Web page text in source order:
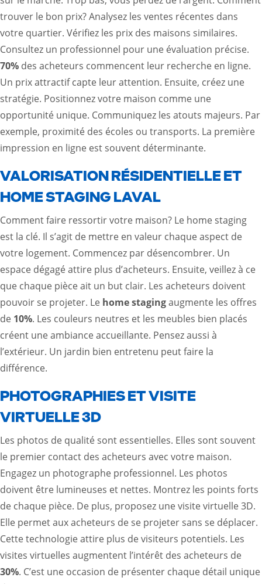
trouver le bon prix? Analysez les ventes récentes dans
votre quartier. Vérifiez les prix des maisons similaires.
Consultez un professionnel pour une évaluation précise.
70% des acheteurs commencent leur recherche en ligne.
Un prix attractif capte leur attention. Ensuite, créez une
stratégie. Positionnez votre maison comme une
opportunité unique. Communiquez les atouts majeurs. Par
exemple, proximité des écoles ou transports. La première
impression en ligne est souvent déterminante.
VALORISATION RÉSIDENTIELLE ET
HOME STAGING LAVAL
Comment faire ressortir votre maison? Le home staging
est la clé. Il s’agit de mettre en valeur chaque aspect de
votre logement. Commencez par désencombrer. Un
espace dégagé attire plus d’acheteurs. Ensuite, veillez à ce
que chaque pièce ait un but clair. Les acheteurs doivent
pouvoir se projeter. Le home stagingaugmente les offres
de 10%. Les couleurs neutres et les meubles bien placés
créent une ambiance accueillante. Pensez aussi à
l’extérieur. Un jardin bien entretenu peut faire la
différence.
PHOTOGRAPHIES ET VISITE
VIRTUELLE 3D
Les photos de qualité sont essentielles. Elles sont souvent
le premier contact des acheteurs avec votre maison.
Engagez un photographe professionnel. Les photos
doivent être lumineuses et nettes. Montrez les points forts
de chaque pièce. De plus, proposez une visite virtuelle 3D.
Elle permet aux acheteurs de se projeter sans se déplacer.
Cette technologie attire plus de visiteurs potentiels. Les
visites virtuelles augmentent l’intérêt des acheteurs de
30%. C’est une occasion de présenter chaque détail unique